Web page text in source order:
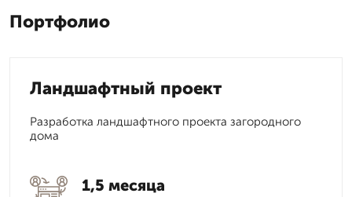
Портфолио
Ландшафтный проект
Разработка ландшафтного проекта загородного
дома
1,5 месяца